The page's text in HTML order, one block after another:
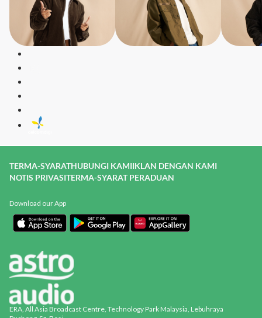
TERMA-SYARATHUBUNGI KAMIIKLAN DENGAN KAMI
NOTIS PRIVASITERMA-SYARAT PERADUAN
ERA, All Asia Broadcast Centre, Technology Park Malaysia, Lebuhraya
Download our App